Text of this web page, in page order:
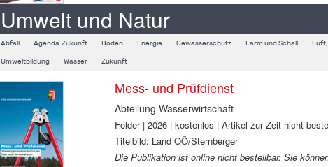
Umwelt und Natur
Abfall Agenda.Zukunft Boden Energie Gewässerschutz Lärm und Schall Luft,
Umweltbildung Wasser Zukunft
Mess- und Prüfdienst
Abteilung Wasserwirtschaft
Folder | 2026 | kostenlos | Artikel zur Zeit nicht
Titelbild: Land OÖ/Sternberger
Die Publikation ist online nicht bestellbar. Sie